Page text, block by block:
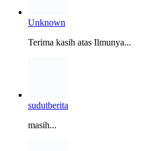
Unknown
Terima kasih atas Ilmunya...
sudutberita
masih...